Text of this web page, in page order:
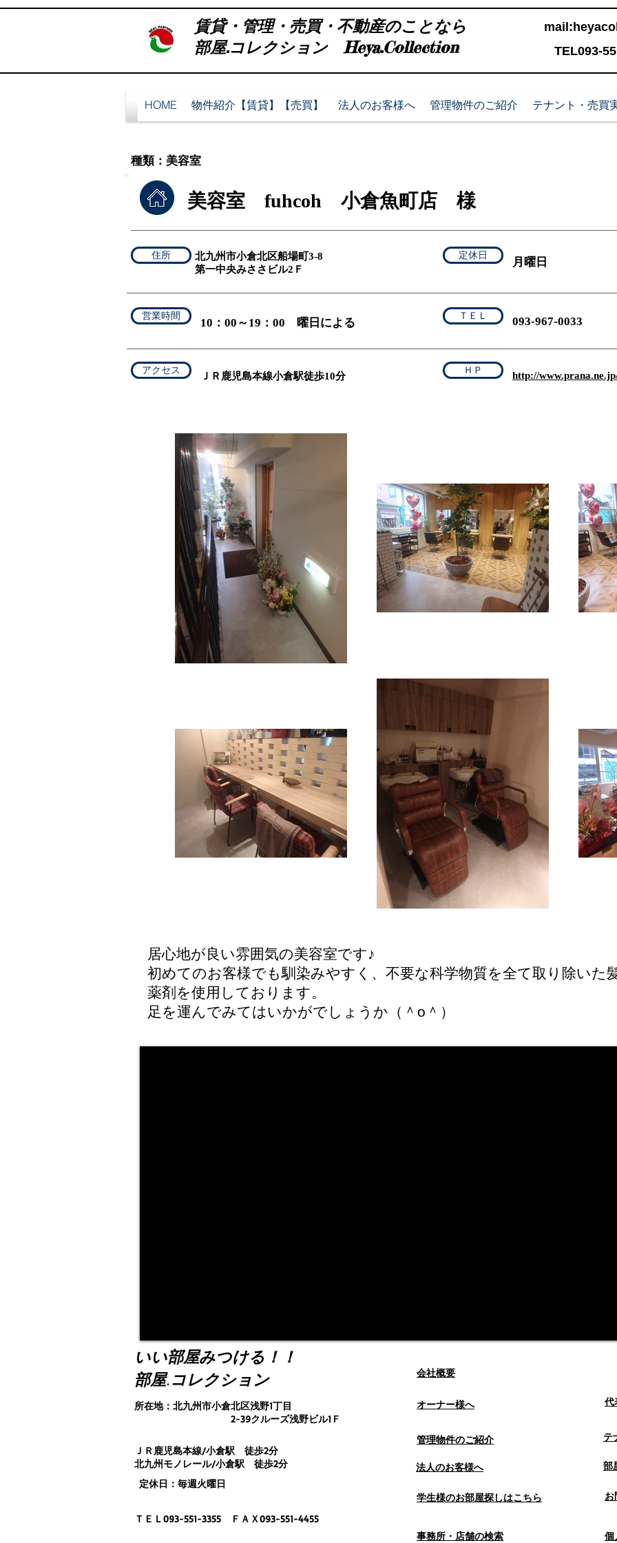
賃貸・管理・売買・不動産のことなら
部屋.コレクション Heya.Collection
mail:
TEL093-
HOME 物件紹介【賃貸】【売買】 法人のお客様へ 管理物件のご紹介 テナント・売買
​種類：美容室
美容室 fuhcoh 小倉魚町店 様
住所
北九州市小倉北区船場町3-8
​第一中央みささビル2Ｆ
定休日
月曜日
営業時間
10：00～19：00 曜日による
ＴＥＬ 093-967-0033
アクセス
ＪＲ鹿児島本線小倉駅徒歩10分
ＨＰ http://
居心地が良い雰囲気の美容室です♪
初めてのお客様でも馴染みやすく、不要な科学物質を全て取り除いた
薬剤を使用しております。
足を運んでみてはいかがでしょうか（＾о＾）
いい部屋みつける！！
部屋.コレクション
所在地：北九州市小倉北区浅野1丁目
2-39クルーズ浅野ビル1Ｆ
ＪＲ鹿児島本線/小倉駅 徒歩2分
北九州モノレール/小倉駅 徒歩2分
定休日：毎週火曜日
ＴＥＬ093-551-3355 ＦＡＸ093-551-4455
会社概要
オーナー様へ
管理物件のご紹介
法人のお客様へ
学生様のお部屋探しはこちら
事務所・店舗の検索
代
テ
部
お
個